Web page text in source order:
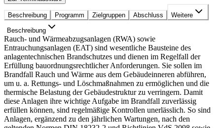
Beschreibung Programm Zielgruppen Abschluss Weitere
Beschreibung
Rauch- und Wärmeabzugsanlagen (RWA) sowie
Entrauchungsanlagen (EAT) sind wesentliche Bausteine des
anlagentechnischen Brandschutzes und dienen im Regelfall der
Erfüllung bauordnungsrechtlicher Anforderungen. Sie sollen im
Brandfall Rauch und Wärme aus dem Gebäudeinneren abführen,
um u. a. Rettungs- und Löschmaßnahmen zu ermöglichen und die
thermische Belastung der Gebäudestruktur zu verringern. Damit
diese Anlagen ihre wichtige Aufgabe im Brandfall zuverlässig
erfüllen können, sind regelmäßige Kontrollen unerlässlich. So sind
Anlagen, ergänzend zu den jährlichen Wartungen, nach den